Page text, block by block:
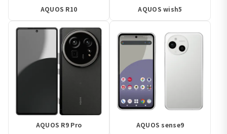
AQUOS R10 AQUOS wish5
AQUOS R9 Pro AQUOS sense9